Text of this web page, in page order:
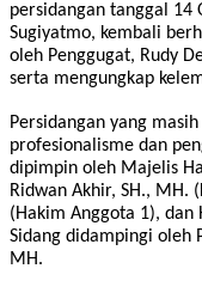
persidangan tanggal 14
Sugiyatmo, kembali
oleh Penggugat, Rudy
serta mengungkap
Persidangan yang
profesionalisme dan
dipimpin oleh Majelis
Ridwan Akhir, SH., MH.
(Hakim Anggota 1), dan
Sidang didampingi oleh
MH.